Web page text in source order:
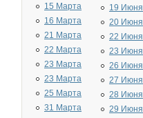
15 Марта
16 Марта
21 Марта
22 Марта
23 Марта
23 Марта
25 Марта
31 Марта
19 Июня
20 Июня
22 Июня
23 Июня
26 Июня
27 Июня
28 Июня
29 Июня